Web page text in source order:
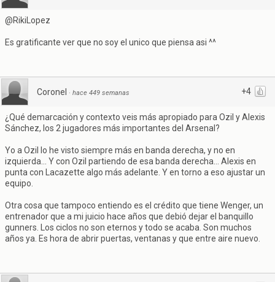
@RikiLopez
Es gratificante ver que no soy el unico que piensa asi ^^
+4
Coronel · hace 449 semanas
¿Qué demarcación y contexto veis más apropiado para Ozil y Alexis
Sánchez, los 2 jugadores más importantes del Arsenal?
Yo a Ozil lo he visto siempre más en banda derecha, y no en
izquierda... Y con Ozil partiendo de esa banda derecha... Alexis en
punta con Lacazette algo más adelante. Y en torno a eso ajustar un
equipo.
Otra cosa que tampoco entiendo es el crédito que tiene Wenger, un
entrenador que a mi juicio hace años que debió dejar el banquillo
gunners. Los ciclos no son eternos y todo se acaba. Son muchos
años ya. Es hora de abrir puertas, ventanas y que entre aire nuevo.